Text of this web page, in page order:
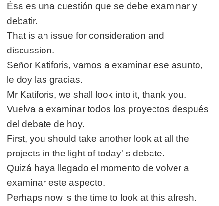
Ésa es una cuestión que se debe examinar y
debatir.
That is an issue for consideration and
discussion.
Señor Katiforis, vamos a examinar ese asunto,
le doy las gracias.
Mr Katiforis, we shall look into it, thank you.
Vuelva a examinar todos los proyectos después
del debate de hoy.
First, you should take another look at all the
projects in the light of today' s debate.
Quizá haya llegado el momento de volver a
examinar este aspecto.
Perhaps now is the time to look at this afresh.